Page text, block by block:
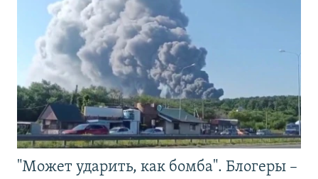
"Может ударить, как бомба". Блогеры –